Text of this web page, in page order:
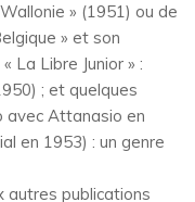
» (1951) ou de
» et son
La Libre Junior » :
; et quelques
avec Attanasio en
en 1953) : un genre
autres publications